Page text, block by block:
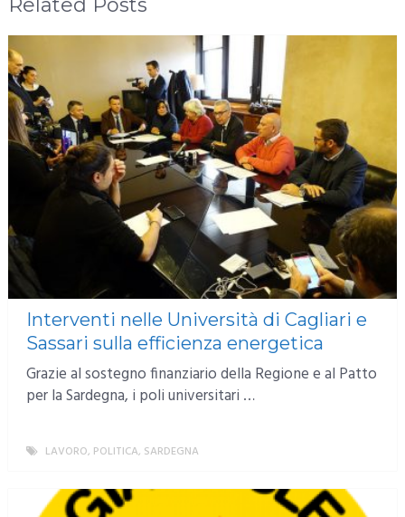
Related Posts
Interventi nelle Università di Cagliari e
Sassari sulla efficienza energetica
Grazie al sostegno finanziario della Regione e al Patto
per la Sardegna, i poli universitari …
LAVORO, POLITICA, SARDEGNA